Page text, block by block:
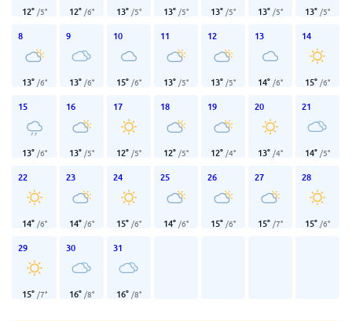
12° /5° 12° /6° 13° /5° 13° /5° 13° /5° 13° /5° 13° /5°
8
13° /6°
9
13° /6°
10
15° /6°
11
13° /5°
12
13° /5°
13
14° /6°
14
15° /6°
15
13° /6°
16
13° /5°
17
12° /5°
18
12° /5°
19
12° /4°
20
13° /4°
21
14° /5°
22
14° /6°
23
14° /6°
24
15° /6°
25
14° /6°
26
15° /6°
27
15° /7°
28
15° /6°
29
15° /7°
30
16° /8°
31
16° /8°